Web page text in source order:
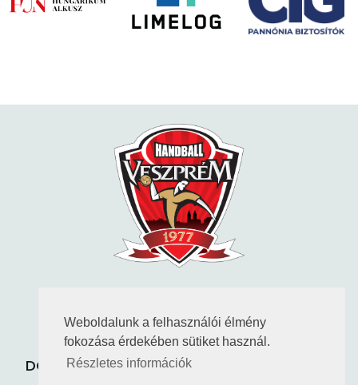
Weboldalunk a felhasználói élmény
fokozása érdekében sütiket használ.
Részletes információk
ADATVÉDELEM
KAPCSOLAT
DOKUMENTUMOK
TAO HATÁROZATOK